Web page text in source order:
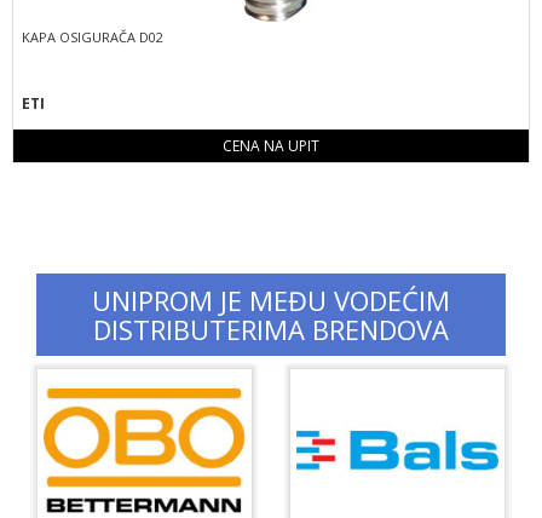
KAPA OSIGURAČA D02
ETI
CENA NA UPIT
UNIPROM JE MEĐU VODEĆIM
DISTRIBUTERIMA BRENDOVA